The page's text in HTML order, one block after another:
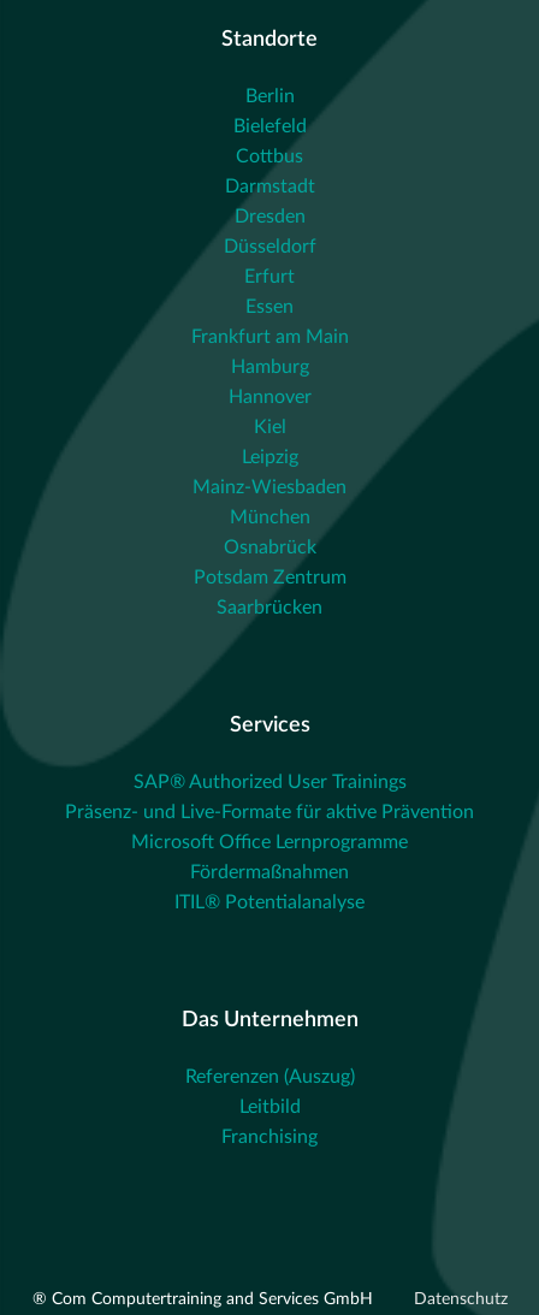
Standorte
Berlin
Bielefeld
Cottbus
Darmstadt
Dresden
Düsseldorf
Erfurt
Essen
Frankfurt am Main
Hamburg
Hannover
Kiel
Leipzig
Mainz-Wiesbaden
München
Osnabrück
Potsdam Zentrum
Saarbrücken
Services
SAP® Authorized User Trainings
Präsenz- und Live-Formate für aktive Prävention
Microsoft Office Lernprogramme
Fördermaßnahmen
ITIL® Potentialanalyse
Das Unternehmen
Referenzen (Auszug)
Leitbild
Franchising
® Com Computertraining and Services GmbH
Datenschutz